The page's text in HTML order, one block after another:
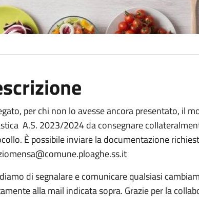
per chi non lo avesse ancora presentato, il
A.S. 2023/2024 da consegnare
È possibile inviare la documentazione
di segnalare e comunicare qualsiasi
alla mail indicata sopra. Grazie per la